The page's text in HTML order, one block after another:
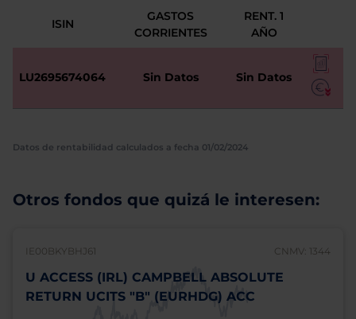
ISIN
GASTOS
CORRIENTES
RENT. 1
AÑO
LU2695674064 Sin Datos Sin Datos
Datos de rentabilidad calculados a fecha 01/02/2024
Otros fondos que quizá le interesen:
IE00BKYBHJ61 CNMV: 1344
U ACCESS (IRL) CAMPBELL ABSOLUTE
RETURN UCITS "B" (EURHDG) ACC